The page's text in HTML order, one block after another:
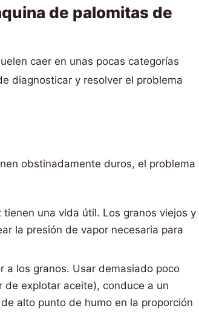
de palomitas de
caer en unas pocas categorías
diagnosticar y resolver el problema
obstinadamente duros, el problema
una vida útil. Los granos viejos y
la presión de vapor necesaria para
a los granos. Usar demasiado poco
de explotar aceite), conduce a un
alto punto de humo en la proporción